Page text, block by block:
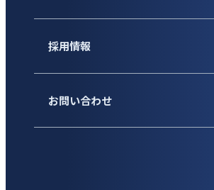
採用情報
お問い合わせ